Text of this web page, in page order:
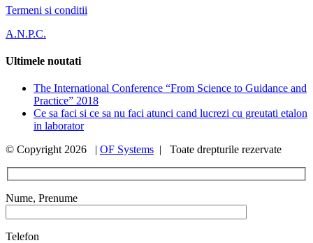
Termeni si conditii
A.N.P.C.
Ultimele noutati
The International Conference “From Science to Guidance and
Practice” 2018
Ce sa faci si ce sa nu faci atunci cand lucrezi cu greutati etalon
in laborator
© Copyright 2026 | OF Systems | Toate drepturile rezervate
Nume, Prenume
Telefon